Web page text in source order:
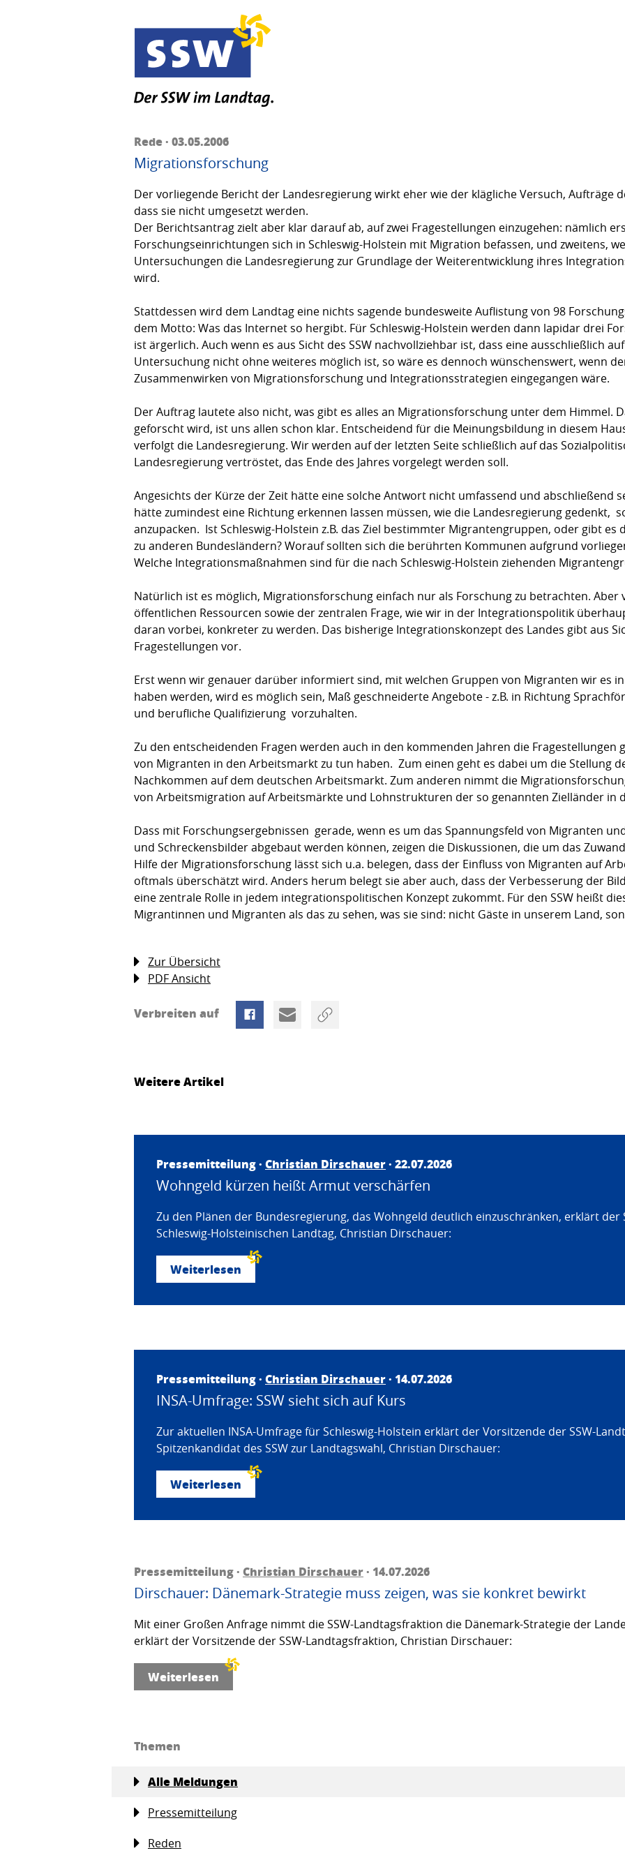
Rede · 03.05.2006
Migrationsforschung
Der vorliegende Bericht der Landesregierung wirkt eher wie der klägliche Versuch, Aufträge
dass sie nicht umgesetzt werden.
Der Berichtsantrag zielt aber klar darauf ab, auf zwei Fragestellungen einzugehen: nämlich
Forschungseinrichtungen sich in Schleswig-Holstein mit Migration befassen, und zweitens,
Untersuchungen die Landesregierung zur Grundlage der Weiterentwicklung ihres
wird.
Stattdessen wird dem Landtag eine nichts sagende bundesweite Auflistung von 98
dem Motto: Was das Internet so hergibt. Für Schleswig-Holstein werden dann lapidar drei
ist ärgerlich. Auch wenn es aus Sicht des SSW nachvollziehbar ist, dass eine ausschließlich
Untersuchung nicht ohne weiteres möglich ist, so wäre es dennoch wünschenswert, wenn
Zusammenwirken von Migrationsforschung und Integrationsstrategien eingegangen wäre.
Der Auftrag lautete also nicht, was gibt es alles an Migrationsforschung unter dem Himmel.
geforscht wird, ist uns allen schon klar. Entscheidend für die Meinungsbildung in diesem
verfolgt die Landesregierung. Wir werden auf der letzten Seite schließlich auf das
Landesregierung vertröstet, das Ende des Jahres vorgelegt werden soll.
Angesichts der Kürze der Zeit hätte eine solche Antwort nicht umfassend und abschließend
hätte zumindest eine Richtung erkennen lassen müssen, wie die Landesregierung gedenkt,
anzupacken. Ist Schleswig-Holstein z.B. das Ziel bestimmter Migrantengruppen, oder gibt es
zu anderen Bundesländern? Worauf sollten sich die berührten Kommunen aufgrund
Welche Integrationsmaßnahmen sind für die nach Schleswig-Holstein ziehenden
Natürlich ist es möglich, Migrationsforschung einfach nur als Forschung zu betrachten.
öffentlichen Ressourcen sowie der zentralen Frage, wie wir in der Integrationspolitik
daran vorbei, konkreter zu werden. Das bisherige Integrationskonzept des Landes gibt aus
Fragestellungen vor.
Erst wenn wir genauer darüber informiert sind, mit welchen Gruppen von Migranten wir es
haben werden, wird es möglich sein, Maß geschneiderte Angebote - z.B. in Richtung
und berufliche Qualifizierung  vorzuhalten.
Zu den entscheidenden Fragen werden auch in den kommenden Jahren die
von Migranten in den Arbeitsmarkt zu tun haben. Zum einen geht es dabei um die Stellung
Nachkommen auf dem deutschen Arbeitsmarkt. Zum anderen nimmt die
von Arbeitsmigration auf Arbeitsmärkte und Lohnstrukturen der so genannten Zielländer in
Dass mit Forschungsergebnissen  gerade, wenn es um das Spannungsfeld von Migranten
und Schreckensbilder abgebaut werden können, zeigen die Diskussionen, die um das
Hilfe der Migrationsforschung lässt sich u.a. belegen, dass der Einfluss von Migranten auf
oftmals überschätzt wird. Anders herum belegt sie aber auch, dass der Verbesserung der
eine zentrale Rolle in jedem integrationspolitischen Konzept zukommt. Für den SSW heißt
Migrantinnen und Migranten als das zu sehen, was sie sind: nicht Gäste in unserem Land,
Zur Übersicht
PDF Ansicht
Verbreiten auf
Weitere Artikel
Pressemitteilung · Christian Dirschauer· 22.07.2026
Wohngeld kürzen heißt Armut verschärfen
Zu den Plänen der Bundesregierung, das Wohngeld deutlich einzuschränken, erklärt der
Schleswig-Holsteinischen Landtag, Christian Dirschauer:
Weiterlesen
Pressemitteilung · Christian Dirschauer· 14.07.2026
INSA-Umfrage: SSW sieht sich auf Kurs
Zur aktuellen INSA-Umfrage für Schleswig-Holstein erklärt der Vorsitzende der SSW-
Spitzenkandidat des SSW zur Landtagswahl, Christian Dirschauer:
Weiterlesen
Pressemitteilung · Christian Dirschauer· 14.07.2026
Dirschauer: Dänemark-Strategie muss zeigen, was sie konkret bewirkt
Mit einer Großen Anfrage nimmt die SSW-Landtagsfraktion die Dänemark-Strategie der
erklärt der Vorsitzende der SSW-Landtagsfraktion, Christian Dirschauer:
Weiterlesen
Themen
Alle Meldungen
Pressemitteilung
Reden